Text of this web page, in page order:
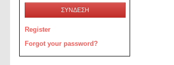
ΣΥΝΔΕΣΗ
Register
Forgot your password?